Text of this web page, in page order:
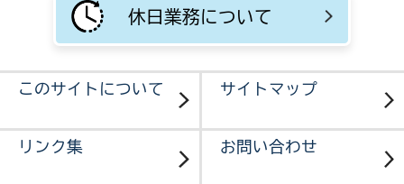
休日業務について
このサイトについて サイトマップ
リンク集 お問い合わせ